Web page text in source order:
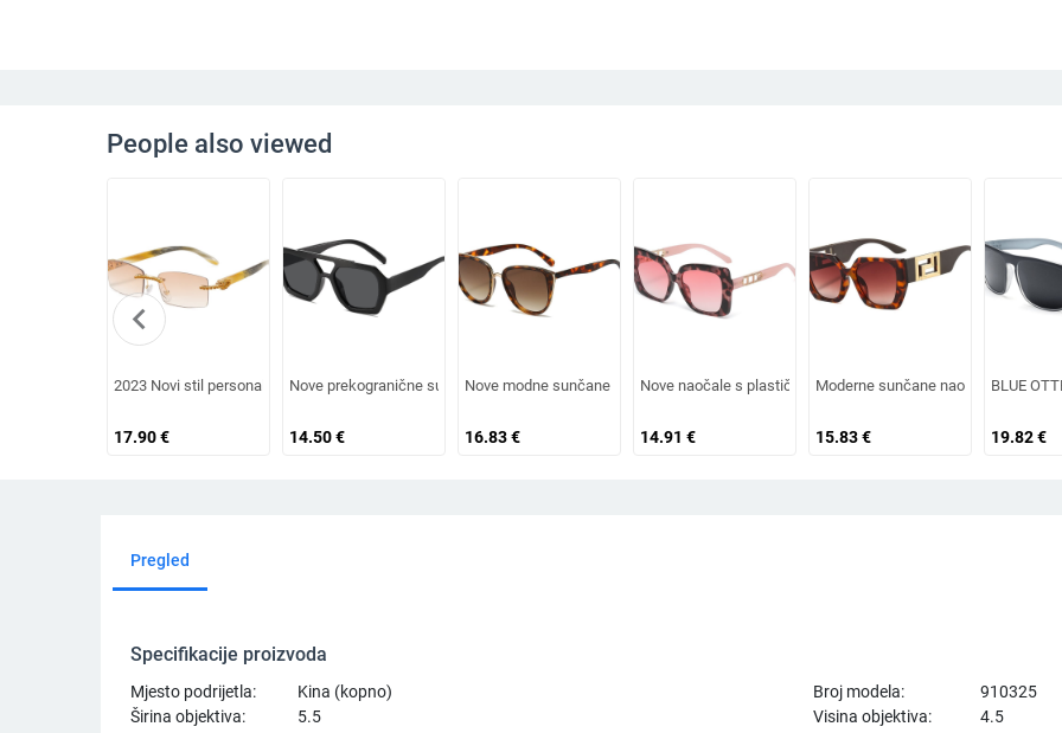
People also viewed
2023 Novi stil personaliziranih sunčanih naočala s dijamantnim umetkom, moderne i četvrtaste naočale s dijamantnim rezom, hip hop
17.90€
Nove prekogranične sunčane naočale s dvostrukim mostom nepravilnog oblika, europski i američki stil,
14.50€
Nove modne sunčane naočale 2026. s okvirom u obliku mačke i zlatnim rubom -
16.83€
Nove naočale s plastičnim okvirom, europski i američki
14.91 €
Moderne sunčane naočale velikih
15.83€
BLUE
19.82€
chevron_left
Pregled
Specifikacije proizvoda
Mjesto podrijetla: Kina (kopno) Broj modela:
910325
Širina objektiva:
5.5 Visina objektiva:
4.5